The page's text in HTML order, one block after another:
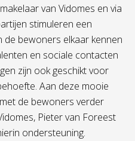
van Vidomes en via
stimuleren een
de bewoners elkaar kennen
en sociale contacten
zijn ook geschikt voor
Aan deze mooie
de bewoners verder
Pieter van Foreest
ondersteuning.